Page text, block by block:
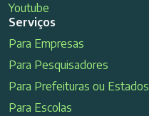
Youtube
Serviços
Para Empresas
Para Pesquisadores
Para Prefeituras ou Estados
Para Escolas